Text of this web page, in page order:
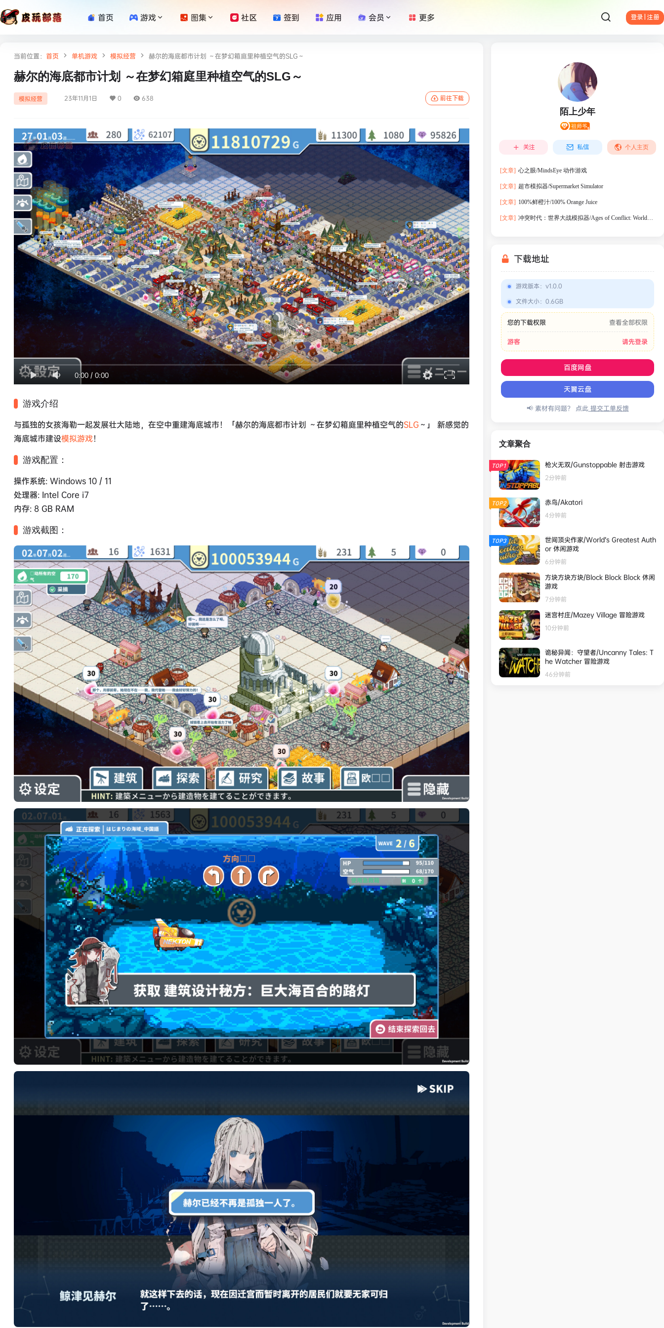
登录 | 注册
首页 游戏 图集 社区 签到 应用 会员 更多
当前位置： 首页 单机游戏 模拟经营 赫尔的海底都市计划 ～在梦幻箱庭里种植空气的SLG～
赫尔的海底都市计划 ～在梦幻箱庭里种植空气的SLG～
模拟经营 23年11月1日 0 638 前往下载
0:00 / 0:00
游戏介绍
与孤独的女孩海勒一起发展壮大陆地，在空中重建海底城市！「赫尔的海底都市计划 ～在梦幻箱庭里种植空气的SLG ～」 新感觉的
海底城市建设模拟游戏！
游戏配置：
操作系统: Windows 10 / 11
处理器: Intel Core i7
内存: 8 GB RAM
游戏截图：
陌上少年
关注 私信 个人主页
[文章] 心之眼/MindsEye 动作‎游戏
[文章] 超市模拟器/Supermarket Simulator
[文章] 100%鲜橙汁/100% Orange Juice
[文章] 冲突时代：世界大战模拟器/Ages of Conflict: World
下载地址
游戏版本： v1.0.0
文件大小： 0.6GB
您的下载权限 查看全部权限
游客 请先登录
百度网盘
天翼云盘
📢 素材有问题？ 点此提交工单反馈
文章聚合
TOP1 枪火无双/Gunstoppable 射击游戏
2分钟前
TOP2 赤鸟/Akatori
4分钟前
TOP3
世间顶尖作家/World’s Greatest Auth
or 休闲游戏
6分钟前
方块方块方块/Block Block Block 休闲
游戏
7分钟前
迷宫村庄/Mazey Village 冒险游戏
10分钟前
诡秘异闻：守望者/Uncanny Tales: T
he Watcher 冒险游戏
46分钟前